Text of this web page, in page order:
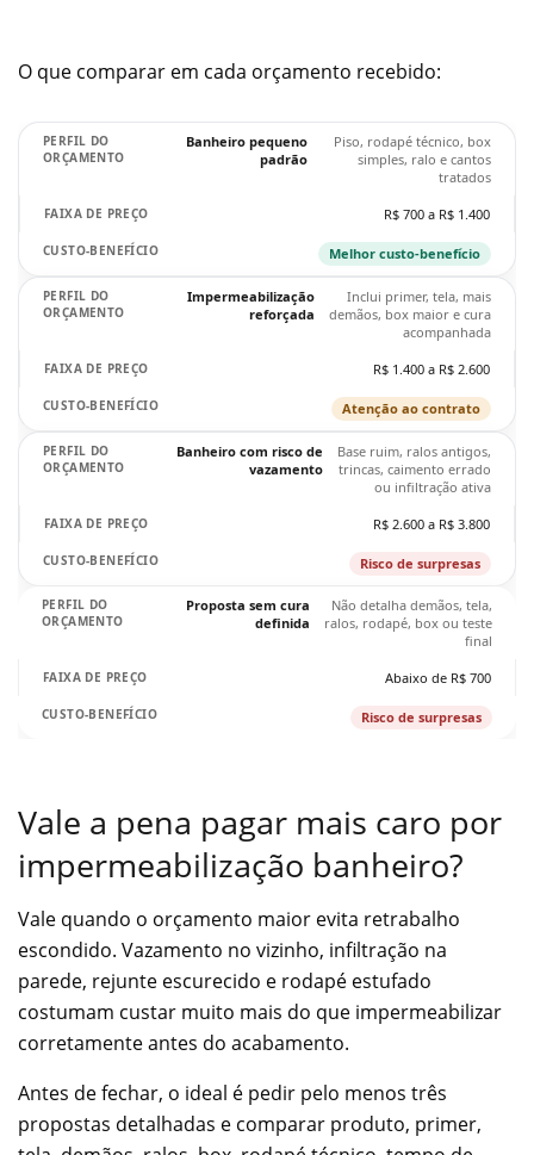
O que comparar em cada orçamento recebido:
Banheiro pequeno
padrão
Piso, rodapé técnico, box
simples, ralo e cantos
tratados
R$ 700 a R$ 1.400
Melhor custo-benefício
Impermeabilização
reforçada
Inclui primer, tela, mais
demãos, box maior e cura
acompanhada
R$ 1.400 a R$ 2.600
Atenção ao contrato
Banheiro com risco de
vazamento
Base ruim, ralos antigos,
trincas, caimento errado
ou infiltração ativa
R$ 2.600 a R$ 3.800
Risco de surpresas
Proposta sem cura
definida
Não detalha demãos, tela,
ralos, rodapé, box ou teste
final
Abaixo de R$ 700
Risco de surpresas
Vale a pena pagar mais caro por
impermeabilização banheiro?
Vale quando o orçamento maior evita retrabalho
escondido. Vazamento no vizinho, infiltração na
parede, rejunte escurecido e rodapé estufado
costumam custar muito mais do que impermeabilizar
corretamente antes do acabamento.
Antes de fechar, o ideal é pedir pelo menos três
propostas detalhadas e comparar produto, primer,